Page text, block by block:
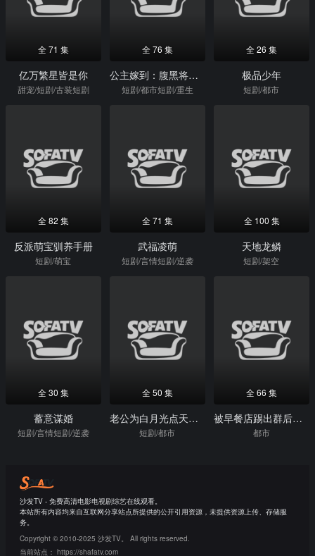
全 71 集
亿万繁星皆是你
甜宠/短剧/古装短剧
全 76 集
公主嫁到：腹黑将军请上位
短剧/都市短剧/重生
全 26 集
极品少年
短剧/都市
全 82 集
反派萌宝驯养手册
短剧/萌宝
全 71 集
武福凌萌
短剧/言情短剧/逆袭
全 100 集
天地龙鳞
短剧/架空
全 30 集
蓄意谋婚
短剧/言情短剧/逆袭
全 50 集
老公为白月光点天灯后，后悔了
短剧/都市
全 66 集
被早餐店踢出群后，我把整层楼订单给了隔壁
都市
沙发TV - 免费高清电影电视剧综艺在线观看。
本站所有内容均来自互联网分享站点所提供的公开引用资源，未提供资源上传、存储服
务。
Copyright © 2010-2025 沙发TV。 All rights reserved.
当前站点： https://shafatv.com